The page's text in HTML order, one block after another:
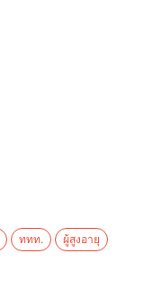
ททท. ผู้สูงอายุ